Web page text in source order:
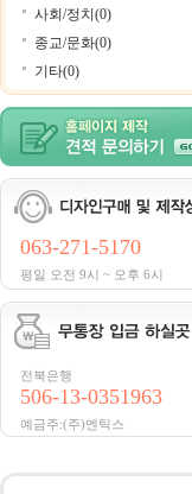
사회/정치(0)
종교/문화(0)
기타(0)
063-271-5170
평일 오전 9시 ~ 오후 6시
전북은행
506-13-0351963
예금주:(주)엔틱스